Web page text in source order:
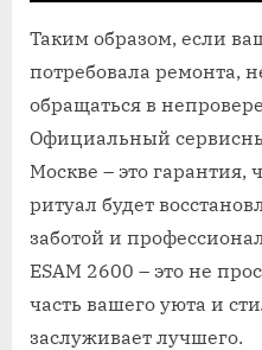
Таким образом, если
потребовала ремонта,
обращаться в
Официальный
Москве – это
ритуал будет
заботой и
ESAM 2600 – это не
часть вашего уюта и
заслуживает лучшего.